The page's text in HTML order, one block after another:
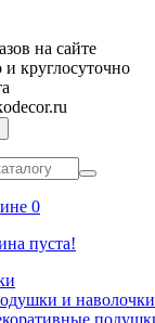
на сайте
круглосуточно
0
пуста!
и наволочки